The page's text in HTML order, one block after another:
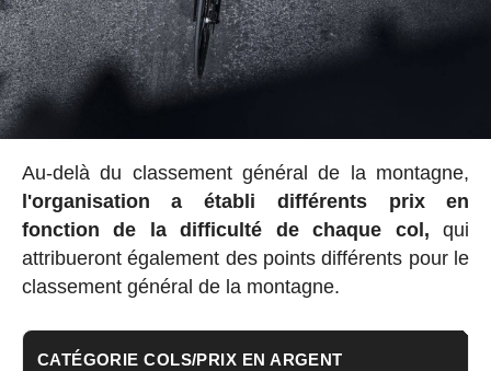
Au-delà du classement général de la montagne,
l'organisation a établi
différents prix en
fonction de la difficulté de chaque col, qui
attribueront également des points différents pour le
classement général de la montagne.
CATÉGORIE COLS/PRIX EN ARGENT